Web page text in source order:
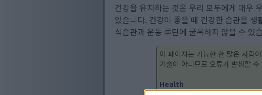
건강을 유지하는 것은 우리 모두에게 매우
있습니다. 건강이 좋을 때 건강한 습관을
식습관과 운동 루틴에 굴복하지 않을 수 있
이 페이지는 가능한 한 많은 사람
기술이 아니므로 오류가 발생할
Health